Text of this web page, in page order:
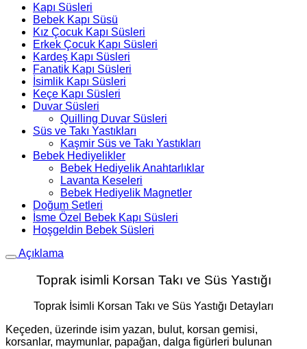
Kapı Süsleri
Bebek Kapı Süsü
Kız Çocuk Kapı Süsleri
Erkek Çocuk Kapı Süsleri
Kardeş Kapı Süsleri
Fanatik Kapı Süsleri
İsimlik Kapı Süsleri
Keçe Kapı Süsleri
Duvar Süsleri
Quilling Duvar Süsleri
Süs ve Takı Yastıkları
Kaşmir Süs ve Takı Yastıkları
Bebek Hediyelikler
Bebek Hediyelik Anahtarlıklar
Lavanta Keseleri
Bebek Hediyelik Magnetler
Doğum Setleri
İsme Özel Bebek Kapı Süsleri
Hoşgeldin Bebek Süsleri
Açıklama
Toprak isimli Korsan Takı ve Süs Yastığı
Toprak İsimli Korsan Takı ve Süs Yastığı Detayları
Keçeden, üzerinde isim yazan, bulut, korsan gemisi,
korsanlar, maymunlar, papağan, dalga figürleri bulunan